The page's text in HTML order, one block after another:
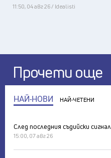
11:50, 04 авг 26 / Idealisti
Прочети още
НАЙ-НОВИ НАЙ-ЧЕТЕНИ
След последния съдийски сигнал
15:00, 07 авг 26